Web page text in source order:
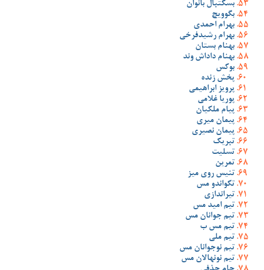
بسکتبال بانوان
بگوویچ
بهرام احمدی
بهرام رشیدفرخی
بهنام بستان
بهنام داداش وند
بوکس
پخش زنده
پرویز ابراهیمی
پوریا غلامی
پیام ملکیان
پیمان میری
پیمان نصیری
تبریک
تسلیت
تمرین
تنیس روی میز
تکواندو مس
تیراندازی
تیم امید مس
تیم جوانان مس
تیم مس ب
تیم ملی
تیم نوجوانان مس
تیم نونهالان مس